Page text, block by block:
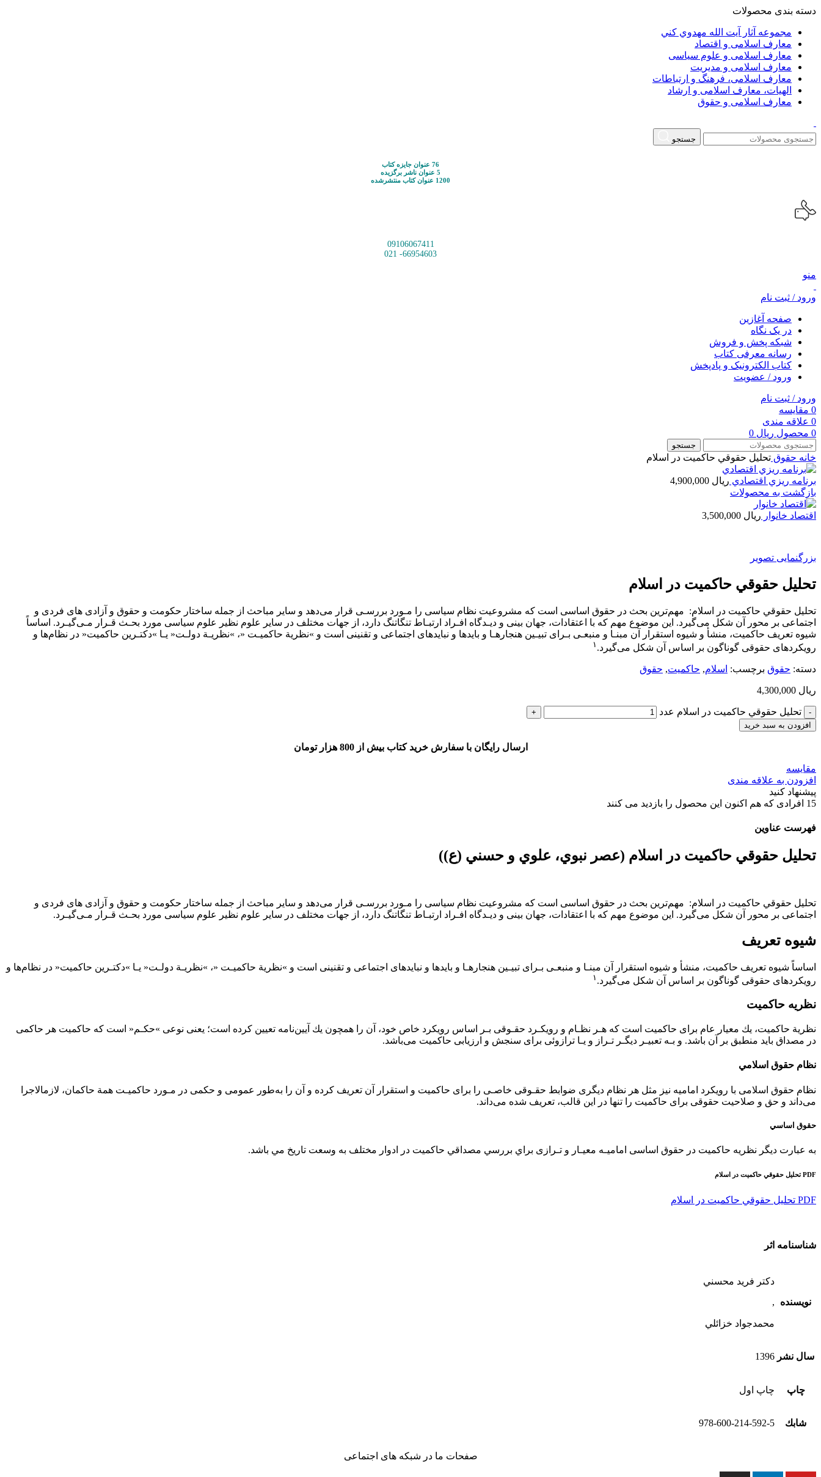
دسته بندی محصولات
مجموعه آثار آيت الله مهدوي كني
معارف اسلامی و اقتصاد
معارف اسلامی و علوم سیاسی
معارف اسلامی و مدیریت
معارف اسلامی، فرهنگ و ارتباطات
الهیات، معارف اسلامی و ارشاد
معارف اسلامی و حقوق
جستجو
76 عنوان جایزه کتاب
5 عنوان ناشر برگزیده
1200 عنوان کتاب منتشرشده
09106067411
66954603- 021
منو
ورود / ثبت نام
صفحه آغازین
در یک نگاه
شبکه پخش و فروش
رسانه معرفی کتاب
کتاب الکترونیک و پادپخش
ورود / عضویت
ورود / ثبت نام
0 مقایسه
0 علاقه مندی
0 محصول ریال
جستجو
خانه حقوق تحليل حقوقي حاكميت در اسلام
برنامه ريزي اقتصادي ریال
بازگشت به محصولات
اقتصاد خانوار ریال
بزرگنمایی تصویر
تحليل حقوقي حاكميت در اسلام
تحليل حقوقي حاكميت در اسلام: ﻣﻬﻢﺗﺮﻳﻦ ﺑﺤﺚ در ﺣﻘﻮق اﺳﺎﺳﻰ اﺳﺖ ﻛﻪ ﻣﺸﺮوﻋﻴﺖ ﻧﻈﺎم ﺳﻴﺎﺳﻰ را ﻣـﻮرد ﺑﺮرﺳـﻰ ﻗﺮار ﻣﻰدﻫﺪ و ﺳﺎﻳﺮ ﻣﺒﺎﺣﺚ از ﺟﻤﻠﻪ ﺳﺎﺧﺘﺎر ﺣﻜﻮﻣﺖ و ﺣﻘﻮق و آزادى ﻫﺎى ﻓﺮدى و
اﺟﺘﻤﺎﻋﻰ ﺑﺮ ﻣﺤﻮر آن ﺷﻜﻞ ﻣﻰﮔﻴﺮد. اﻳﻦ ﻣﻮﺿﻮع ﻣﻬﻢ ﻛﻪ ﺑﺎ اﻋﺘﻘﺎدات، ﺟﻬﺎن ﺑﻴﻨﻰ و دﻳـﺪﮔﺎه اﻓـﺮاد ارﺗﺒـﺎط ﺗﻨﮕﺎﺗﻨﮓ دارد، از ﺟﻬﺎت ﻣﺨﺘﻠﻒ در ﺳﺎﻳﺮ ﻋﻠﻮم ﻧﻈﻴﺮ ﻋﻠﻮم ﺳﻴﺎﺳﻰ ﻣﻮرد ﺑﺤـﺚ ﻗـﺮار ﻣـﻰﮔﻴـﺮد. اﺳﺎﺳﺎً
ﺷﻴﻮه ﺗﻌﺮﻳﻒ ﺣﺎﻛﻤﻴﺖ، ﻣﻨﺸﺄ و ﺷﻴﻮه اﺳﺘﻘﺮار آن ﻣﺒﻨـﺎ و ﻣﻨﺒﻌـﻰ ﺑـﺮاى ﺗﺒﻴـﻴﻦ ﻫﻨﺠﺎرﻫـﺎ و ﺑﺎﻳﺪﻫﺎ و ﻧﺒﺎﻳﺪﻫﺎى اﺟﺘﻤﺎﻋﻰ و ﺗﻘﻨﻴﻨﻰ اﺳﺖ و »ﻧﻈﺮﻳﺔ ﺣﺎﻛﻤﻴـﺖ «، »ﻧﻈﺮﻳـﺔ دوﻟـﺖ« ﻳـﺎ »دﻛﺘـﺮﻳﻦ ﺣﺎﻛﻤﻴﺖ« در ﻧﻈﺎمﻫﺎ و
روﻳﻜﺮدﻫﺎى ﺣﻘﻮﻗﻰ ﮔﻮﻧﺎﮔﻮن ﺑﺮ اﺳﺎس آن ﺷﻜﻞ ﻣﻰﮔﻴﺮد. ١
دسته: حقوق برچسب: اسلام, حاكميت, حقوق
ریال
تحليل حقوقي حاكميت در اسلام عدد
افزودن به سبد خرید
ارسال رایگان با سفارش خرید کتاب بیش از 800 هزار تومان
مقایسه
افزودن به علاقه مندی
پیشنهاد کنید
15 افرادی که هم اکنون این محصول را بازدید می کنند
فهرست عناوین
تحليل حقوقي حاكميت در اسلام (عصر نبوي، علوي و حسني (ع))
تحليل حقوقي حاكميت در اسلام: ﻣﻬﻢﺗﺮﻳﻦ ﺑﺤﺚ در ﺣﻘﻮق اﺳﺎﺳﻰ اﺳﺖ ﻛﻪ ﻣﺸﺮوﻋﻴﺖ ﻧﻈﺎم ﺳﻴﺎﺳﻰ را ﻣـﻮرد ﺑﺮرﺳـﻰ ﻗﺮار ﻣﻰدﻫﺪ و ﺳﺎﻳﺮ ﻣﺒﺎﺣﺚ از ﺟﻤﻠﻪ ﺳﺎﺧﺘﺎر ﺣﻜﻮﻣﺖ و ﺣﻘﻮق و آزادى ﻫﺎى ﻓﺮدى و
اﺟﺘﻤﺎﻋﻰ ﺑﺮ ﻣﺤﻮر آن ﺷﻜﻞ ﻣﻰﮔﻴﺮد. اﻳﻦ ﻣﻮﺿﻮع ﻣﻬﻢ ﻛﻪ ﺑﺎ اﻋﺘﻘﺎدات، ﺟﻬﺎن ﺑﻴﻨﻰ و دﻳـﺪﮔﺎه اﻓـﺮاد ارﺗﺒـﺎط ﺗﻨﮕﺎﺗﻨﮓ دارد، از ﺟﻬﺎت ﻣﺨﺘﻠﻒ در ﺳﺎﻳﺮ ﻋﻠﻮم ﻧﻈﻴﺮ ﻋﻠﻮم ﺳﻴﺎﺳﻰ ﻣﻮرد ﺑﺤـﺚ ﻗـﺮار ﻣـﻰﮔﻴـﺮد.
شيوه تعريف
اﺳﺎﺳﺎً ﺷﻴﻮه ﺗﻌﺮﻳﻒ ﺣﺎﻛﻤﻴﺖ، ﻣﻨﺸﺄ و ﺷﻴﻮه اﺳﺘﻘﺮار آن ﻣﺒﻨـﺎ و ﻣﻨﺒﻌـﻰ ﺑـﺮاى ﺗﺒﻴـﻴﻦ ﻫﻨﺠﺎرﻫـﺎ و ﺑﺎﻳﺪﻫﺎ و ﻧﺒﺎﻳﺪﻫﺎى اﺟﺘﻤﺎﻋﻰ و ﺗﻘﻨﻴﻨﻰ اﺳﺖ و »ﻧﻈﺮﻳﺔ ﺣﺎﻛﻤﻴـﺖ «، »ﻧﻈﺮﻳـﺔ دوﻟـﺖ« ﻳـﺎ »دﻛﺘـﺮﻳﻦ ﺣﺎﻛﻤﻴﺖ« در ﻧﻈﺎمﻫﺎ و
روﻳﻜﺮدﻫﺎى ﺣﻘﻮﻗﻰ ﮔﻮﻧﺎﮔﻮن ﺑﺮ اﺳﺎس آن ﺷﻜﻞ ﻣﻰﮔﻴﺮد. ١
نظريه حاكميت
ﻧﻈﺮﻳﺔ ﺣﺎﻛﻤﻴﺖ، ﻳﻚ ﻣﻌﻴﺎر ﻋﺎم ﺑﺮاى ﺣﺎﻛﻤﻴﺖ اﺳﺖ ﻛﻪ ﻫـﺮ ﻧﻈـﺎم و روﻳﻜـﺮد ﺣﻘـﻮﻗﻰ ﺑـﺮ اﺳﺎس روﻳﻜﺮد ﺧﺎص ﺧﻮد، آن را ﻫﻤﭽﻮن ﻳﻚ آﻳﻴﻦﻧﺎﻣﻪ ﺗﻌﻴﻴﻦ ﻛﺮده اﺳﺖ؛ ﻳﻌﻨﻰ ﻧﻮﻋﻰ »ﺣﻜـﻢ« اﺳﺖ ﻛﻪ ﺣﺎﻛﻤﻴﺖ ﻫﺮ ﺣﺎﻛﻤﻰ
در ﻣﺼﺪاق ﺑﺎﻳﺪ ﻣﻨﻄﺒﻖ ﺑﺮ آن ﺑﺎﺷﺪ. و ﺑـﻪ ﺗﻌﺒﻴـﺮ دﻳﮕـﺮ ﺗـﺮاز و ﻳـﺎ ﺗﺮازوﺋﻰ ﺑﺮاى ﺳﻨﺠﺶ و ارزﻳﺎﺑﻰ ﺣﺎﻛﻤﻴﺖ ﻣﻰﺑﺎﺷﺪ.
نظام حقوق اسلامي
ﻧﻈﺎم ﺣﻘﻮق اﺳﻼﻣﻰ ﺑﺎ روﻳﻜﺮد اﻣﺎﻣﻴﻪ ﻧﻴﺰ ﻣﺜﻞ ﻫﺮ ﻧﻈﺎم دﻳﮕﺮى ﺿﻮاﺑﻂ ﺣﻘـﻮﻗﻰ ﺧﺎﺻـﻰ را ﺑﺮاى ﺣﺎﻛﻤﻴﺖ و اﺳﺘﻘﺮار آن ﺗﻌﺮﻳﻒ ﻛﺮده و آن را ﺑﻪﻃﻮر ﻋﻤﻮﻣﻰ و ﺣﻜﻤﻰ در ﻣـﻮرد ﺣﺎﻛﻤﻴـﺖ ﻫﻤﺔ ﺣﺎﻛﻤﺎن، ﻻزماﻻﺟﺮا
ﻣﻰداﻧﺪ و ﺣﻖ و ﺻﻼﺣﻴﺖ ﺣﻘﻮﻗﻰ ﺑﺮاى ﺣﺎﻛﻤﻴﺖ را ﺗﻨﻬﺎ در اﻳﻦ ﻗﺎﻟﺐ، ﺗﻌﺮﻳﻒ ﺷﺪه ﻣﻰداﻧﺪ.
حقوق اساسي
ﺑﻪ ﻋﺒﺎرت دﻳﮕﺮ ﻧﻈﺮﻳﻪ ﺣﺎﻛﻤﻴﺖ در ﺣﻘﻮق اﺳﺎﺳﻰ اﻣﺎﻣﻴـﻪ ﻣﻌﻴـﺎر و ﺗـﺮازى براي بررسي مصداقي حاكميت در ادوار مختلف به وسعت تاريخ مي باشد.
PDF تحليل حقوقي حاكميت در اسلام
PDF تحليل حقوقي حاكميت در اسلام
شناسنامه اثر
نویسنده
دكتر فريد محسني
,
محمدجواد خزائلي
سال نشر 1396
چاپ چاپ اول
شابك 978-600-214-592-5
صفحات ما در شبکه های اجتماعی